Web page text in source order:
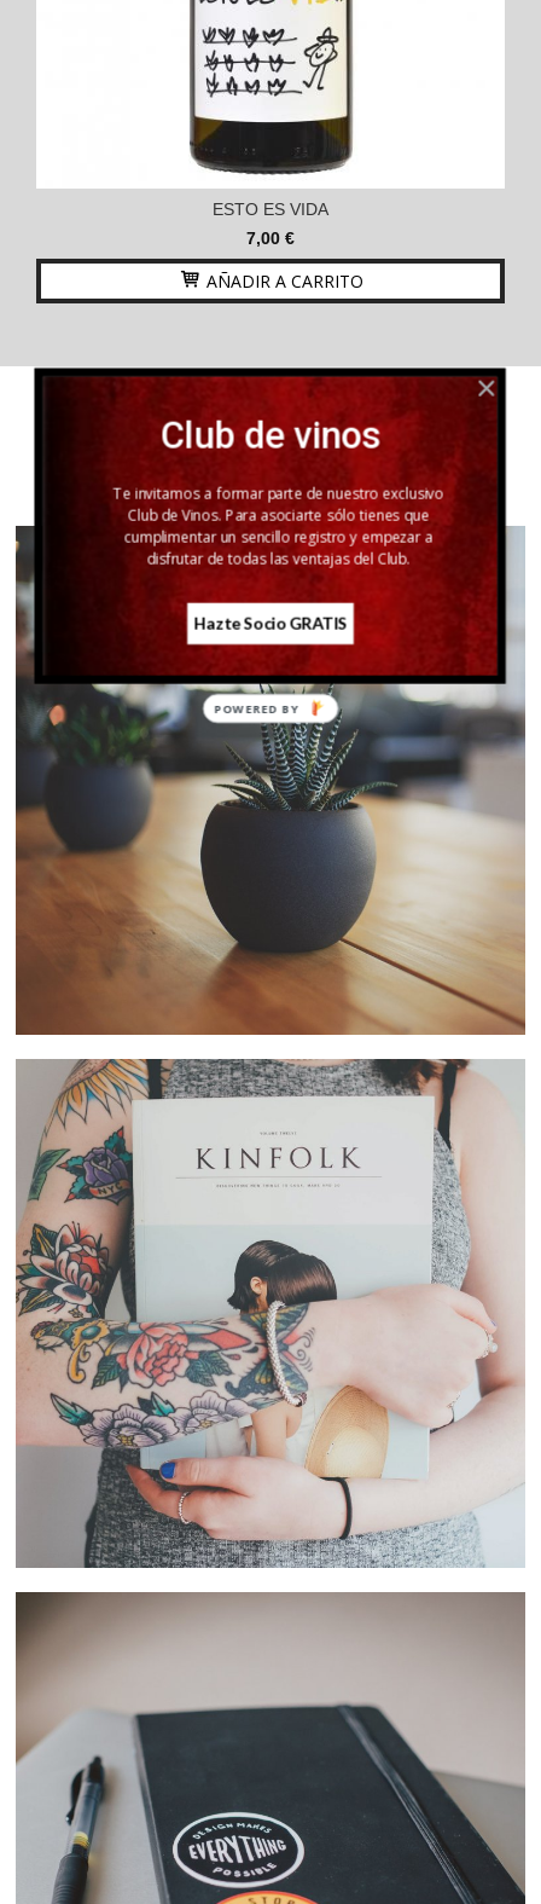
ESTO ES VIDA
7,00 €
AÑADIR A CARRITO
#HASHTAG
Club de vinos
Te invitamos a formar parte de nuestro exclusivo
Club de Vinos. Para asociarte sólo tienes que
cumplimentar un sencillo registro y empezar a
disfrutar de todas las ventajas del Club.
Hazte Socio GRATIS
POWERED
BY